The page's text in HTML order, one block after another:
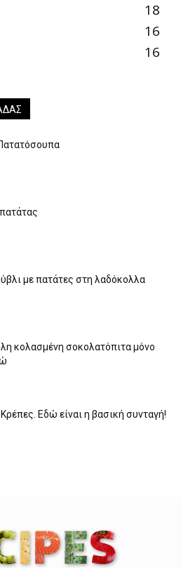
18
16
16
Πατατόσουπα
με πατάτες στη λαδόκολλα
κολασμένη σοκολατόπιτα μόνο
Εδώ είναι η βασική συνταγή!